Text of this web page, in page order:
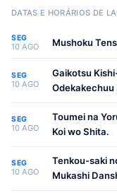
DATAS E HORÁRIOS DE
SEG
10 AGO Mushoku
SEG
10 AGO
Gaikotsu
Odekakechuu
SEG
10 AGO
Toumei na
Koi wo Shita.
SEG
10 AGO
Tenkou-saki
Mukashi